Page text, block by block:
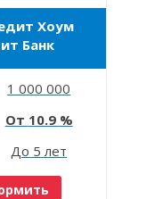
Хоум
Банк
1 000 000
10.9
До 5 лет